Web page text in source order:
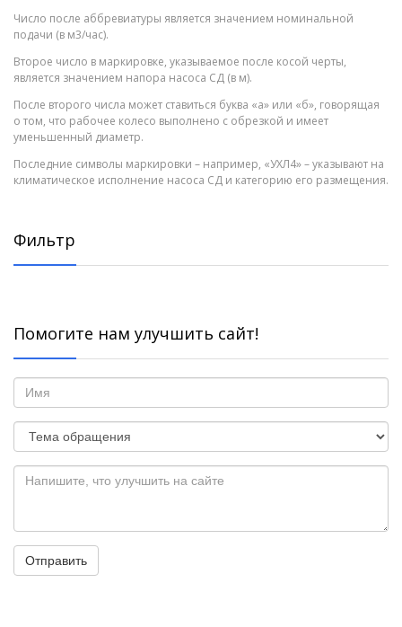
Число после аббревиатуры является значением номинальной
подачи (в м3/час).
Второе число в маркировке, указываемое после косой черты,
является значением напора насоса СД (в м).
После второго числа может ставиться буква «а» или «б», говорящая
о том, что рабочее колесо выполнено с обрезкой и имеет
уменьшенный диаметр.
Последние символы маркировки – например, «УХЛ4» – указывают на
климатическое исполнение насоса СД и категорию его размещения.
Фильтр
Помогите нам улучшить сайт!
Отправить